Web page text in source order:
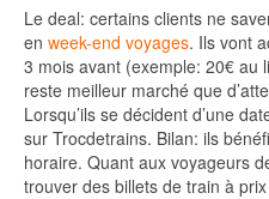
Le deal: certains clients ne
en week-end voyages. Ils vont
3 mois avant (exemple: 20€ au
reste meilleur marché que
Lorsqu’ils se décident d’une
sur Trocdetrains. Bilan: ils
horaire. Quant aux voyageurs
trouver des billets de train à